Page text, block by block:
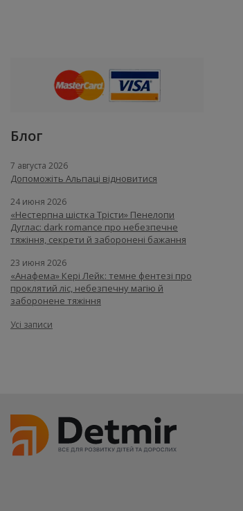
Блог
7 августа 2026
Допоможіть Альпаці відновитися
24 июня 2026
«Нестерпна шістка Трісти» Пенелопи
Дуглас: dark romance про небезпечне
тяжіння, секрети й заборонені бажання
23 июня 2026
«Анафема» Кері Лейк: темне фентезі про
проклятий ліс, небезпечну магію й
заборонене тяжіння
Усі записи